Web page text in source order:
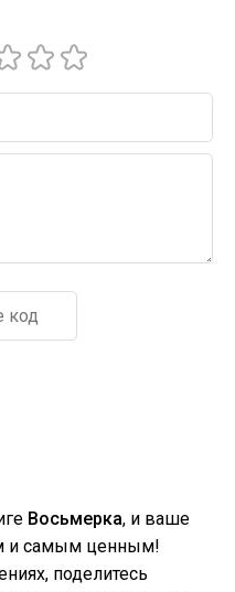
Восьмерка, и ваше
и самым ценным!
поделитесь